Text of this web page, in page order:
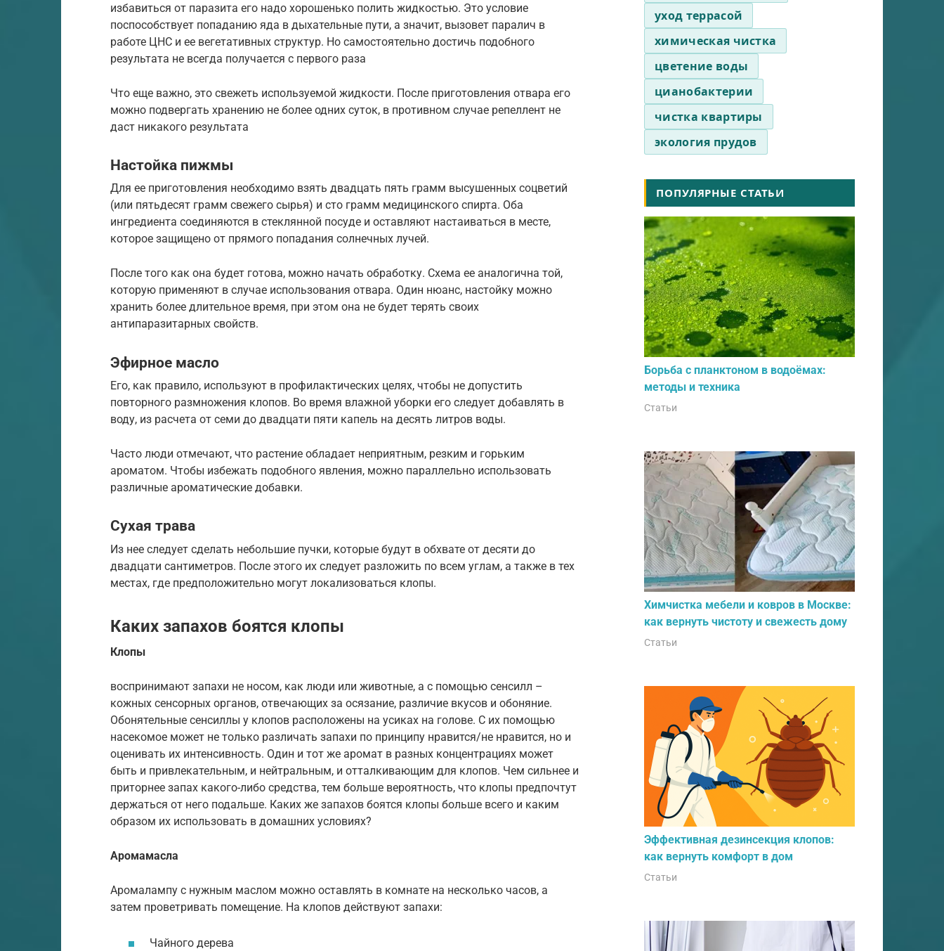
избавиться от паразита его надо хорошенько полить жидкостью. Это условие
поспособствует попаданию яда в дыхательные пути, а значит, вызовет паралич в
работе ЦНС и ее вегетативных структур. Но самостоятельно достичь подобного
результата не всегда получается с первого раза
Что еще важно, это свежеть используемой жидкости. После приготовления отвара его
можно подвергать хранению не более одних суток, в противном случае репеллент не
даст никакого результата
Настойка пижмы
Для ее приготовления необходимо взять двадцать пять грамм высушенных соцветий
(или пятьдесят грамм свежего сырья) и сто грамм медицинского спирта. Оба
ингредиента соединяются в стеклянной посуде и оставляют настаиваться в месте,
которое защищено от прямого попадания солнечных лучей.
После того как она будет готова, можно начать обработку. Схема ее аналогична той,
которую применяют в случае использования отвара. Один нюанс, настойку можно
хранить более длительное время, при этом она не будет терять своих
антипаразитарных свойств.
Эфирное масло
Его, как правило, используют в профилактических целях, чтобы не допустить
повторного размножения клопов. Во время влажной уборки его следует добавлять в
воду, из расчета от семи до двадцати пяти капель на десять литров воды.
Часто люди отмечают, что растение обладает неприятным, резким и горьким
ароматом. Чтобы избежать подобного явления, можно параллельно использовать
различные ароматические добавки.
Сухая трава
Из нее следует сделать небольшие пучки, которые будут в обхвате от десяти до
двадцати сантиметров. После этого их следует разложить по всем углам, а также в тех
местах, где предположительно могут локализоваться клопы.
Каких запахов боятся клопы
Клопы
воспринимают запахи не носом, как люди или животные, а с помощью сенсилл –
кожных сенсорных органов, отвечающих за осязание, различие вкусов и обоняние.
Обонятельные сенсиллы у клопов расположены на усиках на голове. С их помощью
насекомое может не только различать запахи по принципу нравится/не нравится, но и
оценивать их интенсивность. Один и тот же аромат в разных концентрациях может
быть и привлекательным, и нейтральным, и отталкивающим для клопов. Чем сильнее и
приторнее запах какого-либо средства, тем больше вероятность, что клопы предпочтут
держаться от него подальше. Каких же запахов боятся клопы больше всего и каким
образом их использовать в домашних условиях?
Аромамасла
Аромалампу с нужным маслом можно оставлять в комнате на несколько часов, а
затем проветривать помещение. На клопов действуют запахи:
Чайного дерева
уход террасой
химическая чистка
цветение воды
цианобактерии
чистка квартиры
экология прудов
ПОПУЛЯРНЫЕ СТАТЬИ
Борьба с планктоном в водоёмах:
методы и техника
Статьи
Химчистка мебели и ковров в Москве:
как вернуть чистоту и свежесть дому
Статьи
Эффективная дезинсекция клопов:
как вернуть комфорт в дом
Статьи